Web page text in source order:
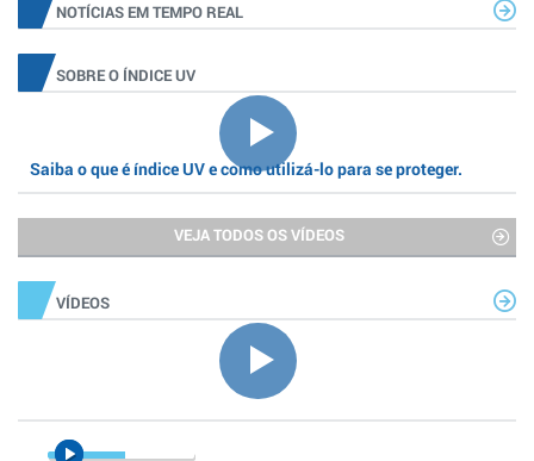
NOTÍCIAS EM TEMPO REAL
SOBRE O ÍNDICE UV
Saiba o que é índice UV e como utilizá-lo para se proteger.
VEJA TODOS OS VÍDEOS
VÍDEOS